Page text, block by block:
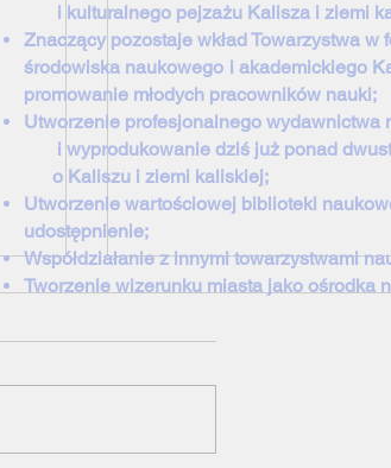
i kulturalnego pejzażu Kalisza i ziemi
Znaczący pozostaje wkład Towarzystwa
środowiska naukowego
i akademickiego
promowanie młodych pracowników nauki;
Utworzenie profesjonalnego wydawnictwa
i wyprodukowanie dziś już ponad
o Kaliszu
i ziemi kaliskiej;
Utworzenie wartościowej biblioteki
udostępnienie;
Współdziałanie z innymi towarzystwami
Tworzenie wizerunku miasta jako ośrodka